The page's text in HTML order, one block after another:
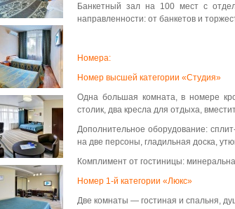
Банкетный зал на 100 мест с
направленности: от банкетов и
Номера:
Номер высшей категории «Студия»
Одна большая комната, в номере
столик, два кресла для отдыха,
Дополнительное оборудование:
на две персоны, гладильная доска,
Комплимент от гостиницы:
Номер 1-й категории «Люкс»
Две комнаты — гостиная и спальня,